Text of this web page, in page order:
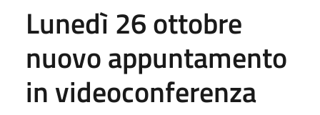
Lunedì 26 ottobre
nuovo appuntamento
in videoconferenza